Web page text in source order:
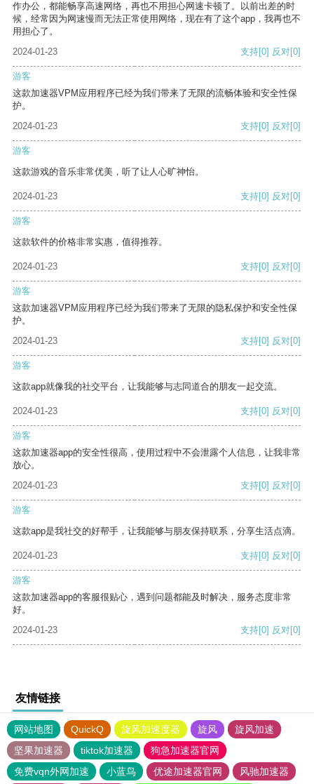
作办公，都能畅享高速网络，再也不用担心网速卡顿了。以前出差的时
候，经常因为网速慢而无法正常使用网络，现在有了这个app，我再也不
用担心了。
2024-01-23
支持[0] 反对[0]
游客
这款加速器VPM应用程序已经为我们带来了无限的流畅体验和安全性保
护。
2024-01-23
支持[0] 反对[0]
游客
这款游戏的音乐非常优美，听了让人心旷神怡。
2024-01-23 支持[0] 反对[0]
游客
这款软件的价格非常实惠，值得推荐。
2024-01-23 支持[0] 反对[0]
游客
这款加速器VPM应用程序已经为我们带来了无限的隐私保护和安全性保
护。
2024-01-23
支持[0] 反对[0]
游客
这款app就像我的社交平台，让我能够与志同道合的朋友一起交流。
2024-01-23 支持[0] 反对[0]
游客
这款加速器app的安全性很高，使用过程中不会泄露个人信息，让我非常
放心。
2024-01-23
支持[0] 反对[0]
游客
这款app是我社交的好帮手，让我能够与朋友保持联系，分享生活点滴。
2024-01-23 支持[0] 反对[0]
游客
这款加速器app的客服很贴心，遇到问题都能及时解决，服务态度非常
好。
2024-01-23
支持[0] 反对[0]
友情链接
网站地图 QuickQ 旋风加速度器 旋风
旋风加速
坚果加速器
tiktok加速器
狗急加速器官网
免费vqn外网加速
小蓝鸟 优途加速器官网 风驰加速器